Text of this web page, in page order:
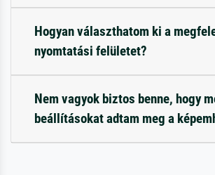
Hogyan választhatom ki a
nyomtatási felületet?
Nem vagyok biztos benne, hogy
beállításokat adtam meg a